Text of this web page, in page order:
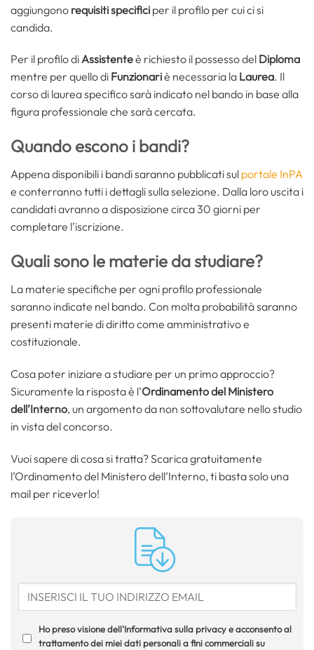
aggiungono requisiti specifici per il profilo per cui ci si
candida.
Per il profilo diAssistenteè richiesto il possesso del Diploma
mentre per quello di Funzionariè necessaria la Laurea. Il
corso di laurea specifico sarà indicato nel bando in base alla
figura professionale che sarà cercata.
Quando escono i bandi?
Appena disponibili i bandi saranno pubblicati sul portale InPA
e conterranno tutti i dettagli sulla selezione. Dalla loro uscita i
candidati avranno a disposizione circa 30 giorni per
completare l’iscrizione.
Quali sono le materie da studiare?
La materie specifiche per ogni profilo professionale
saranno indicate nel bando. Con molta probabilità saranno
presenti materie di diritto come amministrativo e
costituzionale.
Cosa poter iniziare a studiare per un primo approccio?
Sicuramente la risposta è l’Ordinamento del Ministero
dell’Interno, un argomento da non sottovalutare nello studio
in vista del concorso.
Vuoi sapere di cosa si tratta? Scarica gratuitamente
l’Ordinamento del Ministero dell’Interno, ti basta solo una
mail per riceverlo!
Ho preso visione dell'Informativa sulla privacy e acconsento al
trattamento dei miei dati personali a fini commerciali su